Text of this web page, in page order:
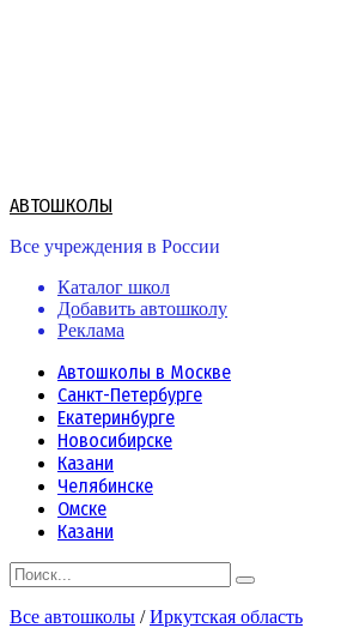
АВТОШКОЛЫ
Все учреждения в России
Каталог школ
Добавить автошколу
Реклама
Автошколы в Москве
Санкт-Петербурге
Екатеринбурге
Новосибирске
Казани
Челябинске
Омске
Казани
Search
for:
Все автошколы /Иркутская область